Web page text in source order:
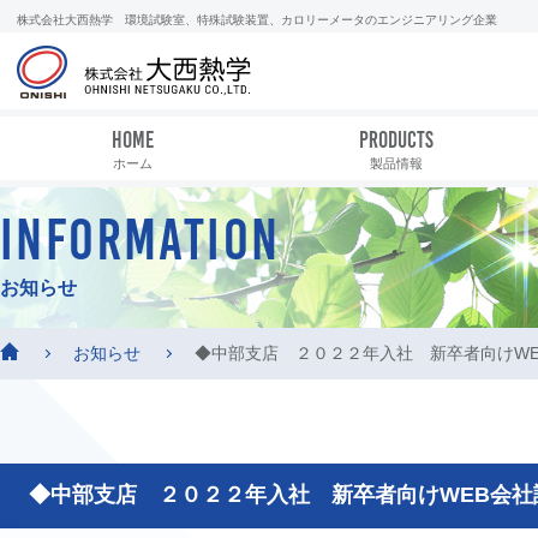
株式会社大西熱学 環境試験室、特殊試験装置、カロリーメータのエンジニアリング企業
HOME
ホーム
PRODUCTS
製品情報
INFORMATION
お知らせ
お知らせ ◆中部支店 ２０２２年入社 新卒者向け
◆中部支店 ２０２２年入社 新卒者向けWEB会社